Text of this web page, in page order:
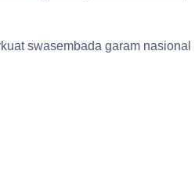
swasembada garam nasional